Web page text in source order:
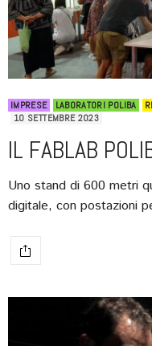
IMPRESE LABORATORI POLIBA
10 SETTEMBRE 2023
IL FABLAB
Uno stand di 600 metri
digitale, con postazioni